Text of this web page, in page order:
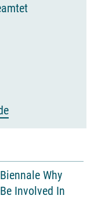
Why
Involved In